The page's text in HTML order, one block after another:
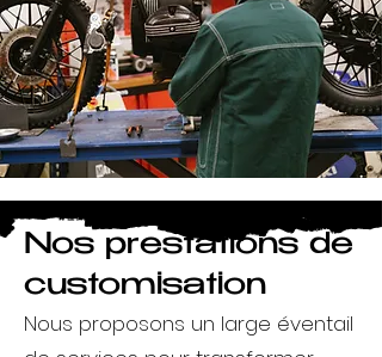
Nos prestations de
customisation
Nous proposons un large éventail